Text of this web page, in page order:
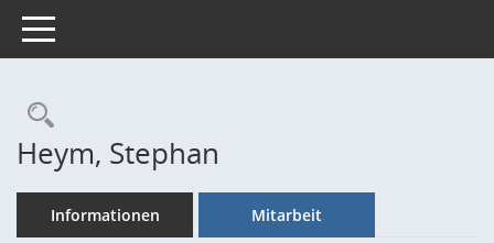
Toggle navigation
Rechercheauswahl
Heym, Stephan
Informationen Mitarbeit